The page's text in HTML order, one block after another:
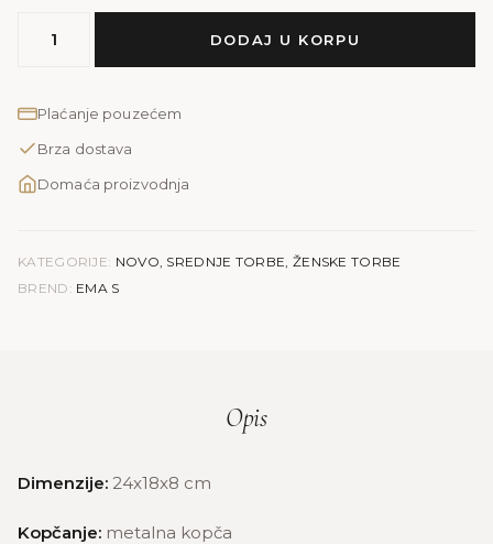
EMA
|
količina
DODAJ U KORPU
Plaćanje pouzećem
Brza dostava
Domaća proizvodnja
KATEGORIJE: NOVO, SREDNJE TORBE, ŽENSKE TORBE
BREND: EMA S
Opis
Dimenzije: 24x18x8 cm
Kopčanje: metalna kopča